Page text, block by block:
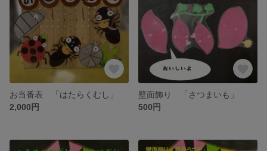
お当番表 「はたらくむし」
2,000円
壁面飾り 「さつまいも」
500円